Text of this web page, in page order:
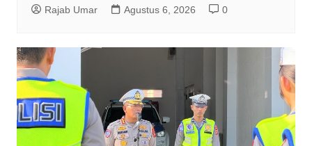
Rajab Umar Agustus 6, 2026 0